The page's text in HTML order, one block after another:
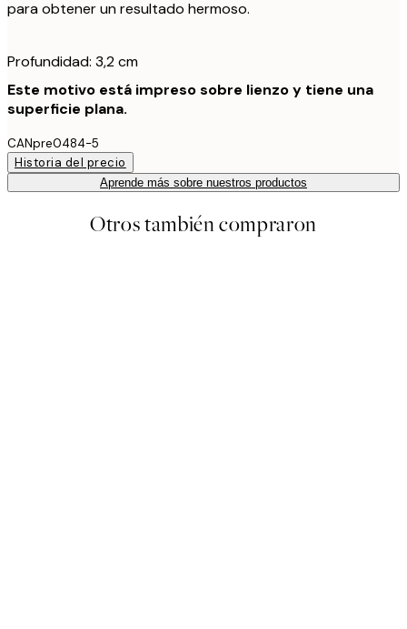
para obtener un resultado hermoso.
Profundidad: 3,2 cm
Este motivo está impreso sobre lienzo y tiene una
superficie plana.
CANpre0484-5
Historia del precio
Aprende más sobre nuestros productos
Otros también compraron